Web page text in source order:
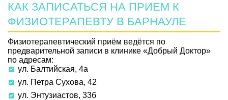
КАК ЗАПИСАТЬСЯ НА ПРИЕМ К
ФИЗИОТЕРАПЕВТУ В БАРНАУЛЕ
Физиотерапевтический приём ведётся по
предварительной записи в клинике «Добрый Доктор»
по адресам:
ул. Балтийская, 4а
ул. Петра Сухова, 42
ул. Энтузиастов, 33б